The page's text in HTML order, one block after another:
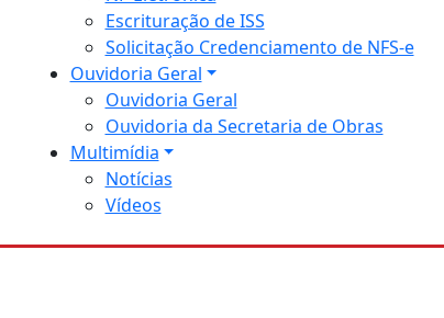
Escrituração de ISS
Solicitação Credenciamento de NFS-e
Ouvidoria Geral
Ouvidoria Geral
Ouvidoria da Secretaria de Obras
Multimídia
Notícias
Vídeos